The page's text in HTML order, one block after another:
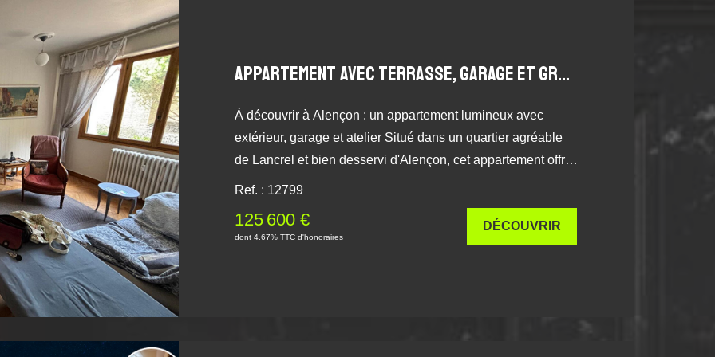
APPARTEMENT AVEC TERRASSE, GARAGE ET GRENIER ALENCON 4 PIÈCE(S) 107 M2
À découvrir à Alençon : un appartement lumineux avec
extérieur, garage et atelier Situé dans un quartier agréable
de Lancrel et bien desservi d'Alençon, cet appartement offre
un cadre de vie confortable et pratique, idéal pour un premier
Dès l'entrée, vous êtes accueilli par un hall spacieux menant
à une cuisine aménagée, fonctionnelle et conviviale. Le
Ref. : 12799
125 600 €
dont 4.67% TTC d'honoraires
DÉCOUVRIR